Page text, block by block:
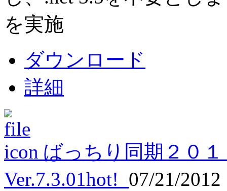
を実施
ダウンロード
詳細
ばっちり同期２０
Ver.7.3.01hot! 07/21/2012